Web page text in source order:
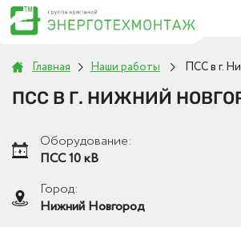
Главная Наши работы ПСС в г.
ПСС В Г. НИЖНИЙ
Оборудование:
ПСС 10 кВ
Город:
Нижний Новгород